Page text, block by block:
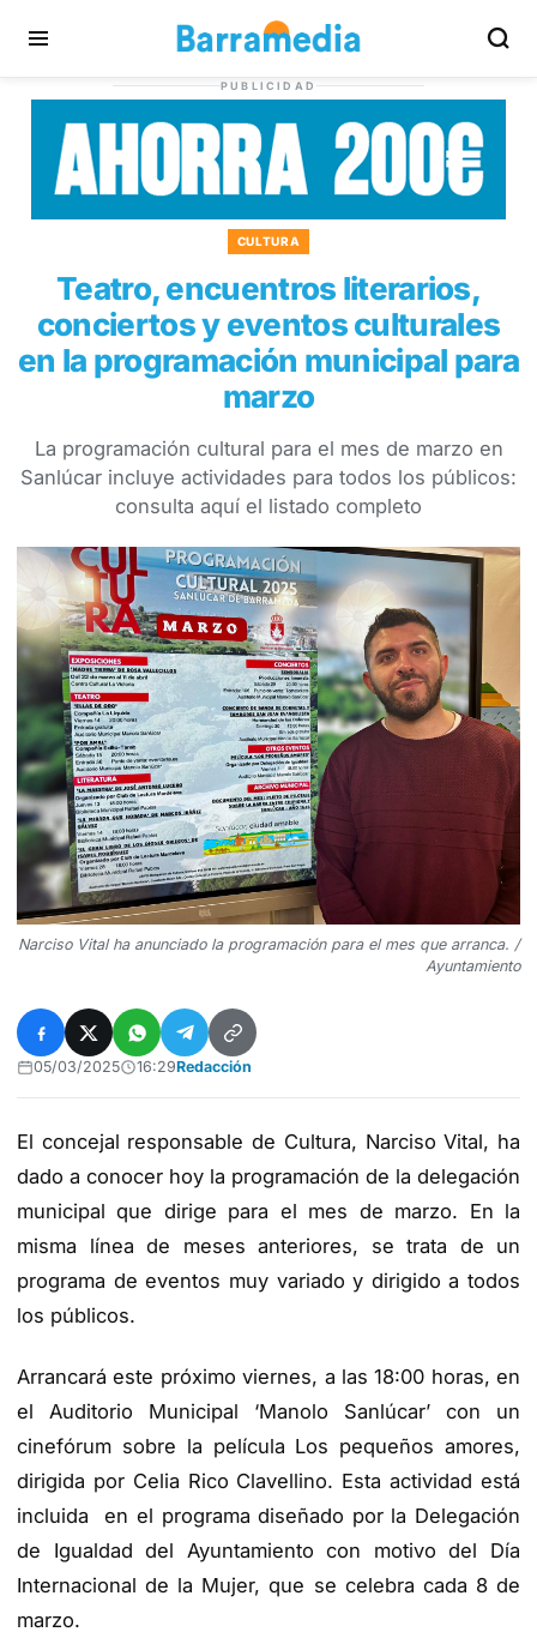
PUBLICIDAD
CULTURA
Teatro, encuentros literarios,
conciertos y eventos culturales
en la programación municipal para
marzo
La programación cultural para el mes de marzo en
Sanlúcar incluye actividades para todos los públicos:
consulta aquí el listado completo
Narciso Vital ha anunciado la programación para el mes que arranca. /
Ayuntamiento
05/03/2025 16:29Redacción
El concejal responsable de Cultura, Narciso Vital, ha
dado a conocer hoy la programación de la delegación
municipalque dirige para el mes de marzo. En la
misma línea de meses anteriores, se trata de un
programa de eventos muy variado y dirigido a todos
los públicos.
Arrancará este próximo viernes, a las 18:00 horas, en
el Auditorio Municipal ‘Manolo Sanlúcar’ con un
cinefórum sobre la película Los pequeños amores,
dirigida por Celia Rico Clavellino. Esta actividad está
incluida en el programadiseñado por la Delegación
de Igualdad del Ayuntamiento con motivo del Día
Internacional de la Mujer, que se celebra cada 8 de
marzo.